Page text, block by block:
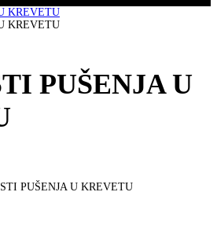
PUŠENJA U
PUŠENJA U KREVETU